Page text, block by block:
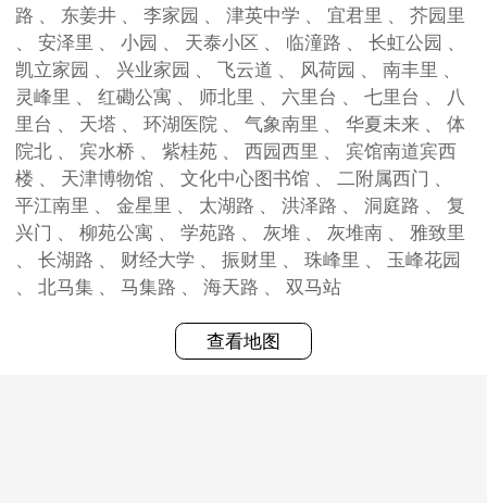
路 、 东姜井 、 李家园 、 津英中学 、 宜君里 、 芥园里
、 安泽里 、 小园 、 天泰小区 、 临潼路 、 长虹公园 、
凯立家园 、 兴业家园 、 飞云道 、 风荷园 、 南丰里 、
灵峰里 、 红磡公寓 、 师北里 、 六里台 、 七里台 、 八
里台 、 天塔 、 环湖医院 、 气象南里 、 华夏未来 、 体
院北 、 宾水桥 、 紫桂苑 、 西园西里 、 宾馆南道宾西
楼 、 天津博物馆 、 文化中心图书馆 、 二附属西门 、
平江南里 、 金星里 、 太湖路 、 洪泽路 、 洞庭路 、 复
兴门 、 柳苑公寓 、 学苑路 、 灰堆 、 灰堆南 、 雅致里
、 长湖路 、 财经大学 、 振财里 、 珠峰里 、 玉峰花园
、 北马集 、 马集路 、 海天路 、 双马站
查看地图